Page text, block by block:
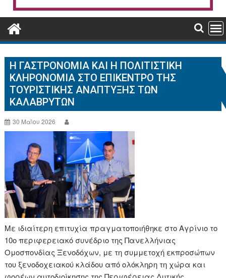
Η ΓΑΣΤΡΟΝΟΜΊΑ ΚΑΙ Η ΠΟΛΙΤΙΣΤΙΚΉ
ΚΛΗΡΟΝΟΜΙΆ ΣΤΟ ΕΠΊΚΕΝΤΡΟ ΤΗΣ
ΤΟΥΡΙΣΤΙΚΉΣ ΑΝΆΠΤΥΞΗΣ ΤΩΝ
ΚΑΛΑΒΡΎΤΩΝ
30 Μαΐου 2026
Με ιδιαίτερη επιτυχία πραγματοποιήθηκε στο Αγρίνιο το
10ο περιφερειακό συνέδριο της Πανελλήνιας
Ομοσπονδίας Ξενοδόχων, με τη συμμετοχή εκπροσώπων
του ξενοδοχειακού κλάδου από ολόκληρη τη χώρα και